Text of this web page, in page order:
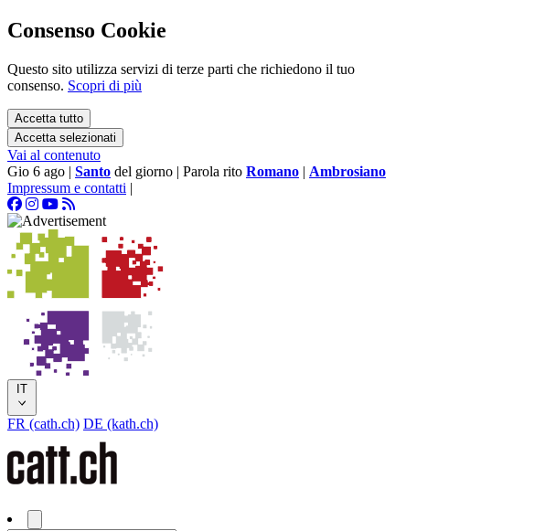
Consenso Cookie
Questo sito utilizza servizi di terze parti che richiedono il tuo
consenso. Scopri di più
Accetta tutto
Accetta selezionati
Vai al contenuto
Gio 6 ago | Santo del giorno | Parola rito Romano | Ambrosiano
Impressum e contatti |
IT
FR (cath.ch) DE (kath.ch)